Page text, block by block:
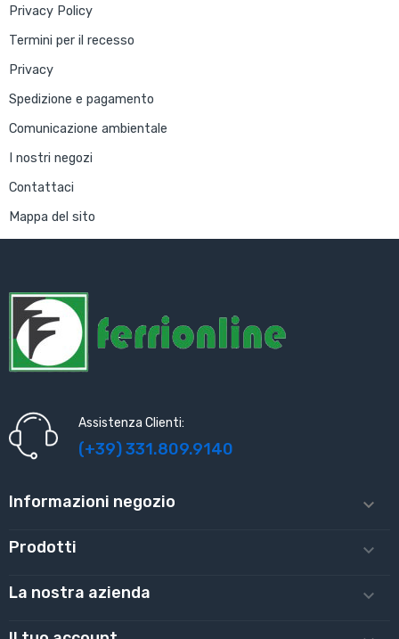
Privacy Policy
Termini per il recesso
Privacy
Spedizione e pagamento
Comunicazione ambientale
I nostri negozi
Contattaci
Mappa del sito
Assistenza Clienti:
(+39) 331.809.9140
Informazioni negozio 
Prodotti 
La nostra azienda 